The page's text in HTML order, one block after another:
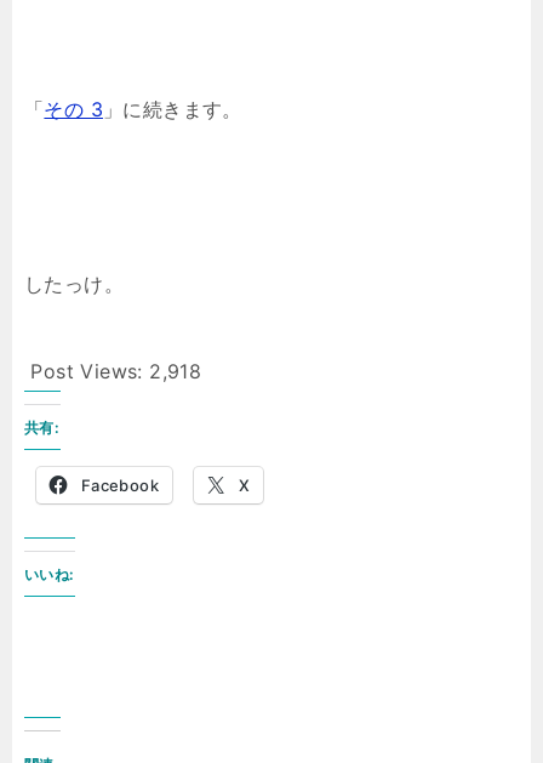
「その 3 」に続きます。
したっけ。
Post Views: 2,918
共有:
Facebook X
いいね: